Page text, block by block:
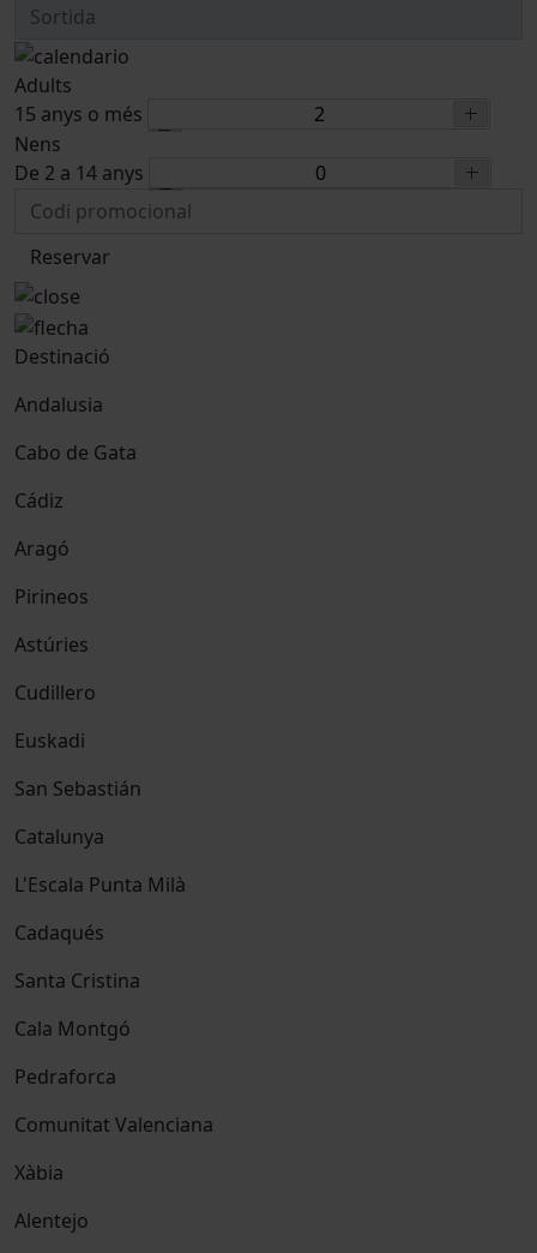
Adults
15 anys o més
Nens
De 2 a 14 anys
Reservar
Destinació
Andalusia
Cabo de Gata
Cádiz
Aragó
Pirineos
Astúries
Cudillero
Euskadi
San Sebastián
Catalunya
L'Escala Punta Milà
Cadaqués
Santa Cristina
Cala Montgó
Pedraforca
Comunitat Valenciana
Xàbia
Alentejo